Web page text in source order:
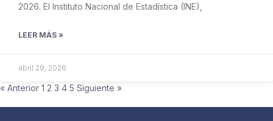
2026. El Instituto Nacional de Estadística (INE),
LEER MÁS »
abril 29, 2026
« Anterior 1 2 3 4 5 Siguiente »